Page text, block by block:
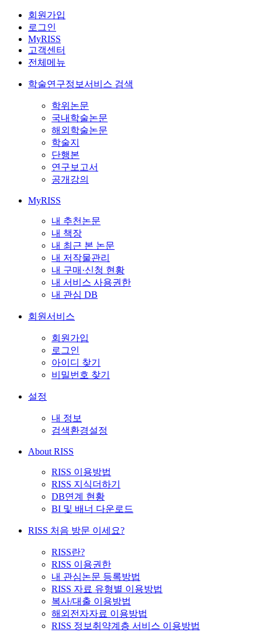
회원가입
로그인
MyRISS
고객센터
전체메뉴
학술연구정보서비스 검색
학위논문
국내학술논문
해외학술논문
학술지
단행본
연구보고서
공개강의
MyRISS
내 추천논문
내 책장
내 최근 본 논문
내 저작물관리
내 구매·신청 현황
내 서비스 사용권한
내 관심 DB
회원서비스
회원가입
로그인
아이디 찾기
비밀번호 찾기
설정
내 정보
검색환경설정
About RISS
RISS 이용방법
RISS 지식더하기
DB연계 현황
BI 및 배너 다운로드
RISS 처음 방문 이세요?
RISS란?
RISS 이용권한
내 관심논문 등록방법
RISS 자료 유형별 이용방법
복사/대출 이용방법
해외전자자료 이용방법
RISS 정보취약계층 서비스 이용방법